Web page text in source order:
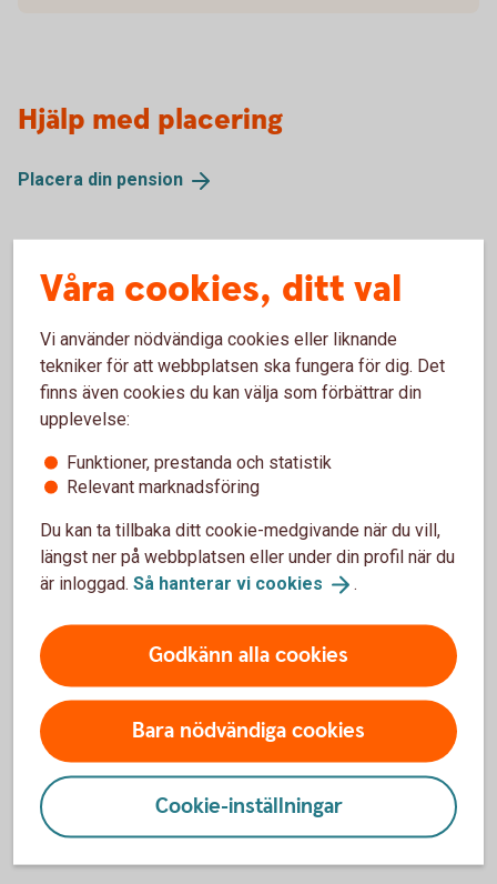
Hjälp med placering
Placera din pension
Fler pensionslösningar
Tjänstepension med depå
Erbjud medarbetarna löneväxling
Direktpension
Våra cookies, ditt val
Vi använder nödvändiga cookies eller liknande
tekniker för att webbplatsen ska fungera för dig. Det
finns även cookies du kan välja som förbättrar din
upplevelse:
Funktioner, prestanda och statistik
Relevant marknadsföring
Du kan ta tillbaka ditt cookie-medgivande när du vill,
längst ner på webbplatsen eller under din profil när du
är inloggad. Så hanterar vi cookies .
Godkänn alla cookies
Bara nödvändiga cookies
Cookie-inställningar